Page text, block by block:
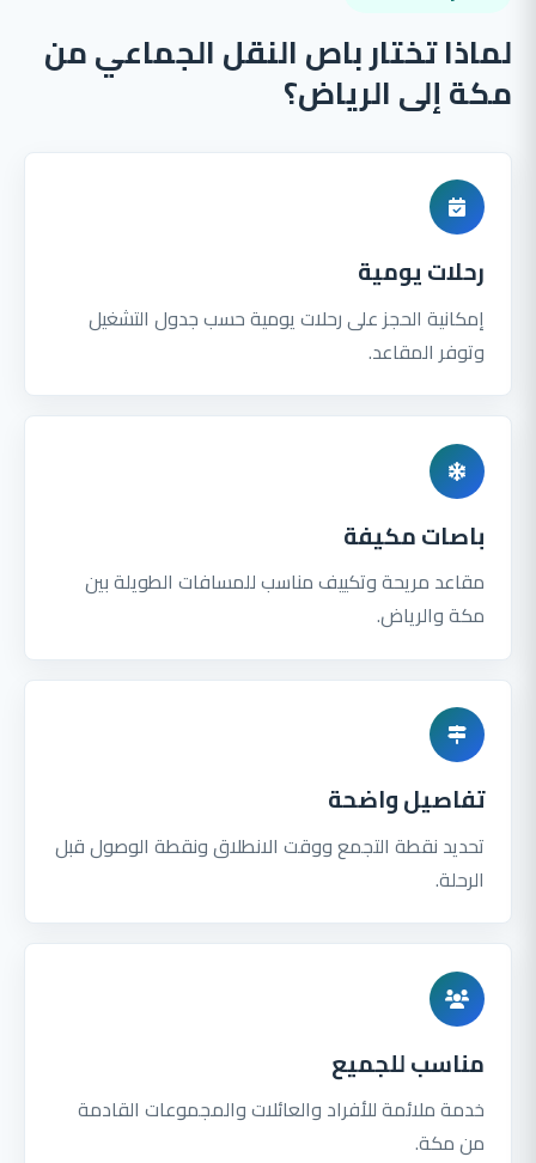
لماذا تختار باص النقل الجماعي من
مكة إلى الرياض؟
رحلات يومية
إمكانية الحجز على رحلات يومية حسب جدول التشغيل
وتوفر المقاعد.
باصات مكيفة
مقاعد مريحة وتكييف مناسب للمسافات الطويلة بين
مكة والرياض.
تفاصيل واضحة
تحديد نقطة التجمع ووقت الانطلاق ونقطة الوصول قبل
الرحلة.
مناسب للجميع
خدمة ملائمة للأفراد والعائلات والمجموعات القادمة
من مكة.